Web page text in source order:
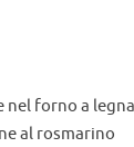
nel forno a legna
al rosmarino